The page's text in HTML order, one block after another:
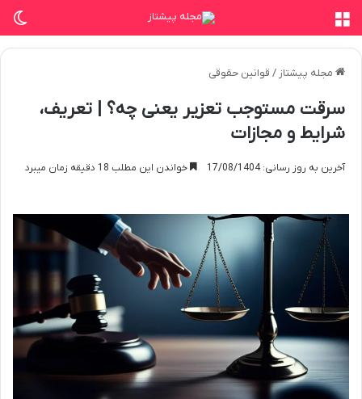
مجله پیشتاز / قوانین حقوقی
سرقت مستوجب تعزیر یعنی چه؟ | تعریف،
شرایط و مجازات
آخرین به روز رسانی: 17/08/1404 خواندن این مطلب 18 دقیقه زمان میبرد